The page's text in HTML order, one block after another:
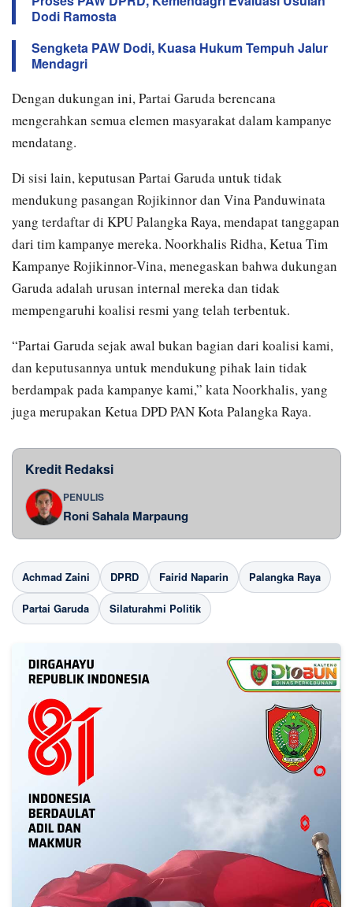
Dodi Ramosta
Sengketa PAW Dodi, Kuasa Hukum Tempuh Jalur
Mendagri
Dengan dukungan ini, Partai Garuda berencana
mengerahkan semua elemen masyarakat dalam kampanye
mendatang.
Di sisi lain, keputusan Partai Garuda untuk tidak
mendukung pasangan Rojikinnor dan Vina Panduwinata
yang terdaftar di KPU Palangka Raya, mendapat tanggapan
dari tim kampanye mereka. Noorkhalis Ridha, Ketua Tim
Kampanye Rojikinnor-Vina, menegaskan bahwa dukungan
Garuda adalah urusan internal mereka dan tidak
mempengaruhi koalisi resmi yang telah terbentuk.
“Partai Garuda sejak awal bukan bagian dari koalisi kami,
dan keputusannya untuk mendukung pihak lain tidak
berdampak pada kampanye kami,” kata Noorkhalis, yang
juga merupakan Ketua DPD PAN Kota Palangka Raya.
Kredit Redaksi
PENULIS
Roni Sahala Marpaung
Achmad Zaini DPRD Fairid Naparin Palangka Raya
Partai Garuda Silaturahmi Politik